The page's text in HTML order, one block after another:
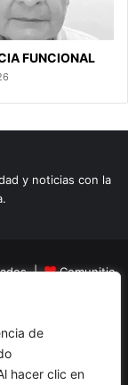
de
hacer clic en
FUNCIONAL
y noticias con la
|
Comunitic